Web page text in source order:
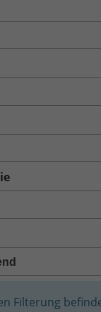
Filterung